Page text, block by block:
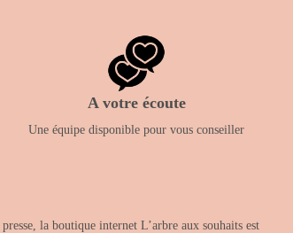
A votre écoute
Une équipe disponible pour vous conseiller
la boutique internet L’arbre aux souhaits est